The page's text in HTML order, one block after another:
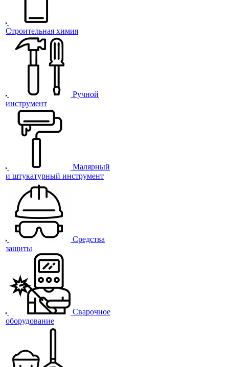
Строительная химия
Ручной
инструмент
Малярный
и штукатурный инструмент
Средства
защиты
Сварочное
оборудование